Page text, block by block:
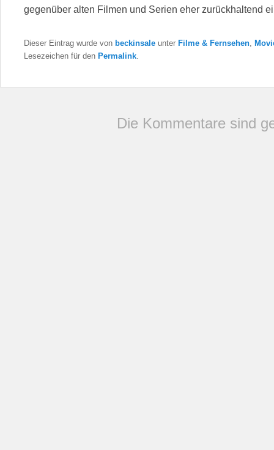
gegenüber alten Filmen und Serien eher zurückhaltend
Dieser Eintrag wurde von beckinsale unter Filme & Fernsehen
Lesezeichen für den Permalink
Die Kommentare sind